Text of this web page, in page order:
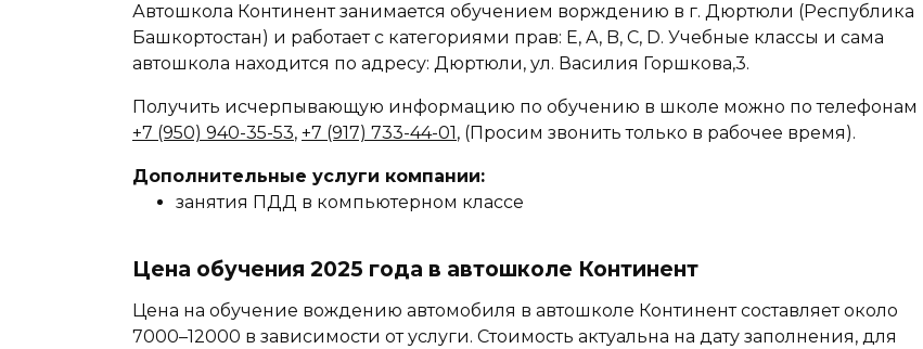
Автошкола Континент занимается обучением ворждению в г. Дюртюли (Республика
Башкортостан) и работает с категориями прав: E, A, B, C, D. Учебные классы и сама
автошкола находится по адресу: Дюртюли, ул. Василия Горшкова,3.
Получить исчерпывающую информацию по обучению в школе можно по телефонам
+7 (950) 940-35-53, +7 (917) 733-44-01, (Просим звонить только в рабочее время).
Дополнительные услуги компании:
занятия ПДД в компьютерном классе
Цена обучения 2025 года в автошколе Континент
Цена на обучение вождению автомобиля в автошколе Континент составляет около
7000–12000 в зависимости от услуги. Стоимость актуальна на дату заполнения, для